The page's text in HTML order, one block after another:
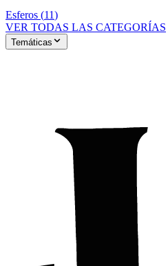
Esferos (11)
VER TODAS LAS CATEGORÍAS
Temáticas